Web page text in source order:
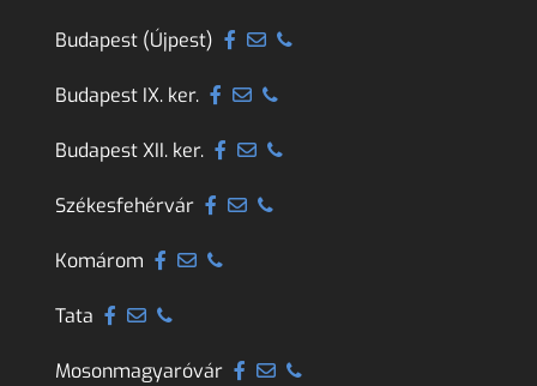
Budapest (Újpest)
Budapest IX. ker.
Budapest XII. ker.
Székesfehérvár
Komárom
Tata
Mosonmagyaróvár